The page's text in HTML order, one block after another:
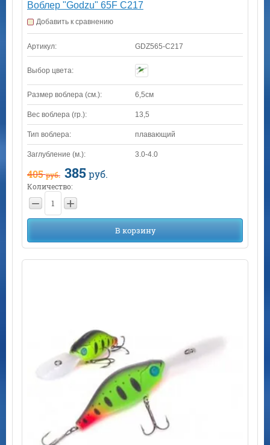
Воблер "Godzu" 65F C217
Добавить к сравнению
Артикул: GDZ565-C217
Выбор цвета:
Размер воблера (см.): 6,5см
Вес воблера (гр.): 13,5
Тип воблера: плавающий
Заглубление (м.): 3.0-4.0
405руб. 385руб.
Количество:
− +
В корзину